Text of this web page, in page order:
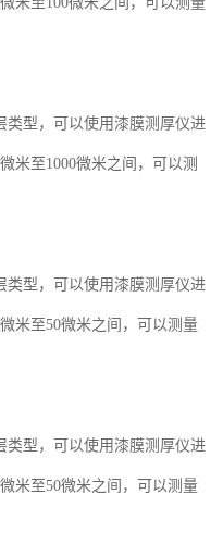
类型，可以使用漆膜测厚仪进
微米至1000微米之间，可以测
类型，可以使用漆膜测厚仪进
微米至50微米之间，可以测量
类型，可以使用漆膜测厚仪进
微米至50微米之间，可以测量